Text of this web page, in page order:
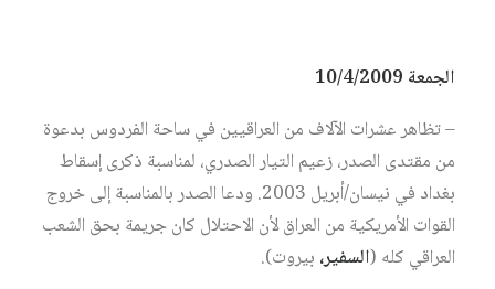
الجمعة 10/4/2009
– تظاهر عشرات الآلاف من العراقيين في ساحة الفردوس بدعوة
من مقتدى الصدر، زعيم التيار الصدري، لمناسبة ذكرى إسقاط
بغداد في نيسان/أبريل 2003. ودعا الصدر بالمناسبة إلى خروج
القوات الأمريكية من العراق لأن الاحتلال كان جريمة بحق الشعب
العراقي كله (السفير، بيروت).